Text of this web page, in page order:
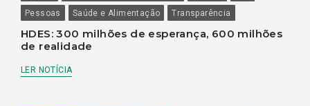
Pessoas
Saúde e Alimentação Transparência
HDES: 300 milhões de esperança, 600 milhões
de realidade
LER NOTÍCIA